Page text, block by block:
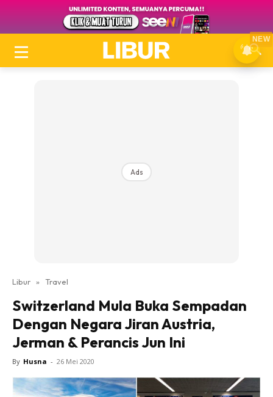
Ads
Libur » Travel
Switzerland Mula Buka Sempadan
Dengan Negara Jiran Austria,
Jerman & Perancis Jun Ini
By Husna - 26 Mei 2020
NEW